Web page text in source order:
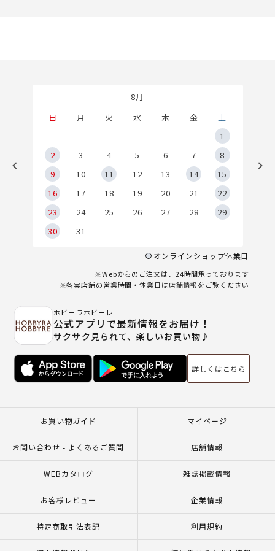
8月
日
月 火 水 木 金
土
1
2
3 4 5 6 7
8
9
10 11 12 13 14
15
16
17 18 19 20 21
22
23
24 25 26 27 28
29
30
31
オンラインショップ休業日
※Webからのご注文は、24時間承っております
※各実店舗の営業時間・休業日は店舗情報をご覧ください
ホビーラホビーレ
公式アプリで最新情報をお届け！
サクサク見られて、楽しいお買い物♪
詳しくはこちら
お買い物ガイド マイページ
お問い合わせ - よくあるご質問 店舗情報
WEBカタログ 雑誌掲載情報
お客様レビュー 企業情報
特定商取引法表記 利用規約